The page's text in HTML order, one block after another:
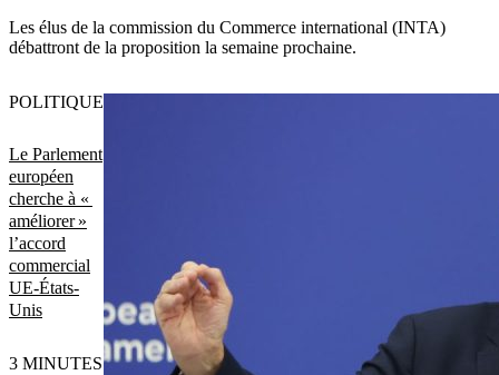
Les élus de la commission du Commerce international (INTA)
débattront de la proposition la semaine prochaine.
Le Parlement
européen
cherche à «
améliorer »
l’accord
commercial
UE-États-
Unis
POLITIQUE
3 MINUTES